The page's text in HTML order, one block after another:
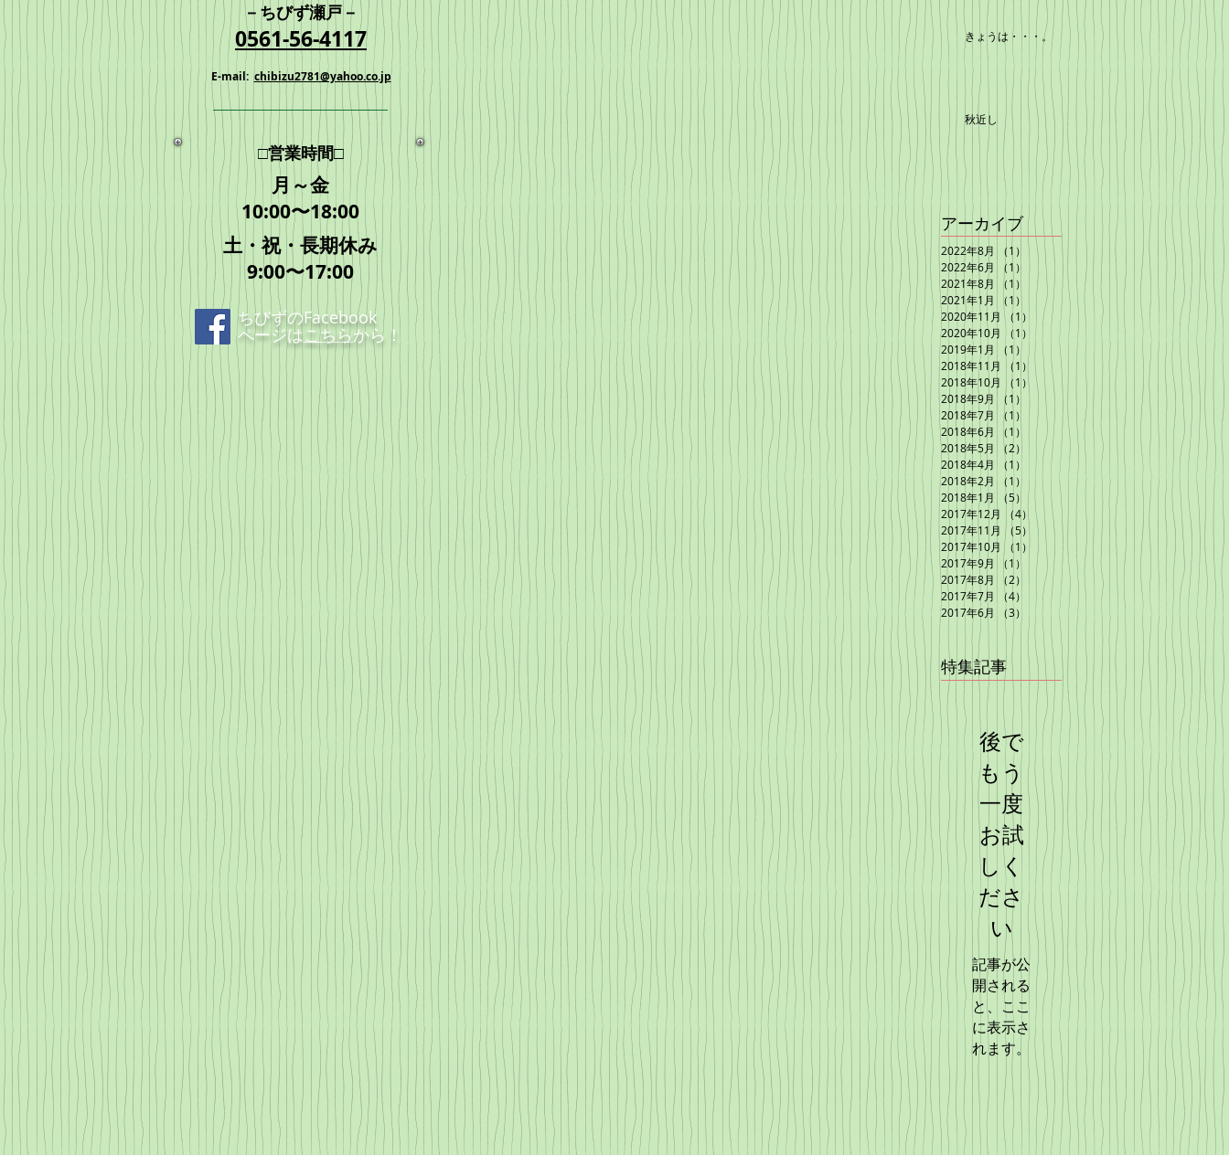
きょうは・・・。
秋近し
アーカイブ
2022年8月 （1） 1件の記事
2022年6月
（1）
1件の記事
2021年8月
（1）
1件の記事
2021年1月
（1）
1件の記事
2020年11月 （1）
1件の記事
2020年10月
（1）
1件の記事
2019年1月
（1）
1件の記事
2018年11月
（1） 1件の記事
2018年10月
（1） 1件の記事
2018年9月
（1）
2018年7月
（1）
1件の記事
2018年6月
（1）
1件の記事
2018年5月
（2）
2件の記事
2018年4月
（1）
1件の記事
2018年2月
（1）
1件の記事
2018年1月
（5） 5件の記事
2017年12月
（4）
4件の記事
2017年11月 （5）
5件の記事
2017年10月
（1）
2017年9月
（1）
1件の記事
2017年8月
（2）
2件の記事
2017年7月
（4）
4件の記事
2017年6月
（3）
特集記事
後で
もう
一度
お試
しく
ださ
い
記事が公
開される
と、ここ
に表示さ
れます。
－ ちびず瀬戸 －
​0561-56-4117
E-mail:chibizu2781@yahoo.co.jp
□営業時間□
月～金
10:00〜18:00
土・祝・長期休み
9:00〜17:00
ちびずのFacebook
ページはこちらから！